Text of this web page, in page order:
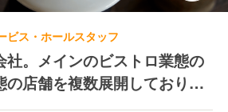
ビス・ホールスタッフ
社。メインのビストロ業態の
の店舗を複数展開しておりま
、キャリアプランも明確で家